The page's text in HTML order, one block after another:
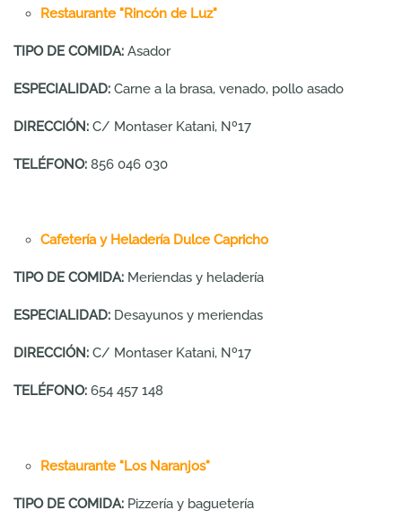
Restaurante "Rincón de Luz"
TIPO DE COMIDA: Asador
ESPECIALIDAD: Carne a la brasa, venado, pollo asado
DIRECCIÓN: C/ Montaser Katani, Nº17
TELÉFONO: 856 046 030
Cafetería y Heladería Dulce Capricho
TIPO DE COMIDA: Meriendas y heladería
ESPECIALIDAD: Desayunos y meriendas
DIRECCIÓN: C/ Montaser Katani, Nº17
TELÉFONO: 654 457 148
Restaurante "Los Naranjos"
TIPO DE COMIDA: Pizzería y baguetería